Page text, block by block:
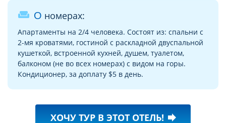
weekend О номерах:
Апартаменты на 2/4 человека. Состоят из: спальни с
2-мя кроватями, гостиной с раскладной двуспальной
кушеткой, встроенной кухней, душем, туалетом,
балконом (не во всех номерах) с видом на горы.
Кондиционер, за доплату $5 в день.
ХОЧУ ТУР В ЭТОТ ОТЕЛЬ! forward